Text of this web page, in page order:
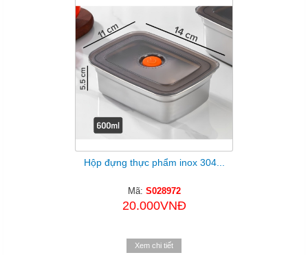
Hộp đựng thực phẩm inox 304...
Mã: S028972
20.000VNĐ
Xem chi tiết